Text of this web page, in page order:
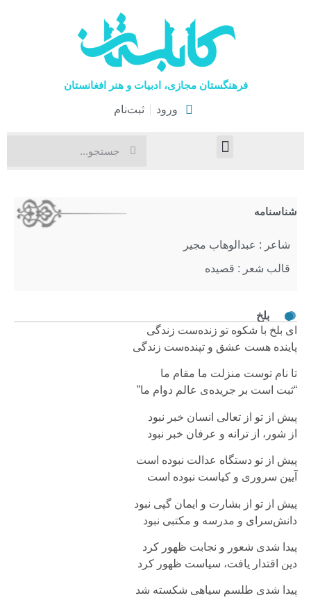
فرهنگستان مجازی، ادبیات و هنر افغانستان
ورود ثبت‌نام
بلخ
ای بلخ با شکوه تو زنده‌ست زندگی
پاینده هست عشق و تپنده‌ست زندگی
تا نام توست منزلت ما مقام ما
“ثبت است بر جریده‌ی عالم دوام ما”
پیش از تو از تعالی انسان خبر نبود
از شور، از ترانه و عرفان خبر نبود
پیش از تو دستگاه عدالت نبوده است
آیین سروری و کیاست نبوده است
پیش از تو از بشارت و ایمان گپی نبود
دانش‌سرای و مدرسه و مکتبی نبود
پیدا شدی شعور و نجابت ظهور کرد
دین اقتدار یافت، سیاست ظهور کرد
پیدا شدی طلسم سیاهی شکسته شد
شناسنامه
شاعر : عبدالوهاب مجیر
قالب شعر : قصیده